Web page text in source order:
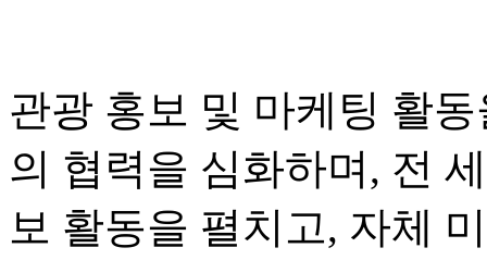
관광 홍보 및 마케팅 활
의 협력을 심화하며, 전
보 활동을 펼치고, 자체